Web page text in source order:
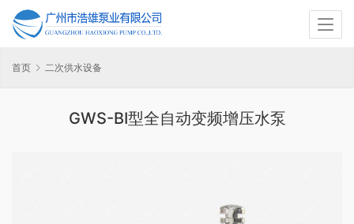
首页 二次供水设备
GWS-BI型全自动变频增压水泵